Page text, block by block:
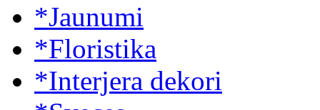
*Jaunumi
*Floristika
*Interjera dekori